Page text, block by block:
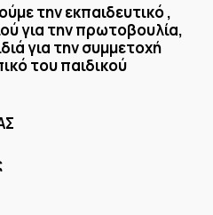
την εκπαιδευτικό ,
για την πρωτοβουλία,
για την συμμετοχή
του παιδικού